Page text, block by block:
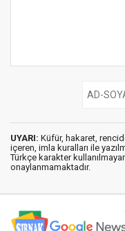
UYARI: Küfür, hakaret,
içeren, imla kuralları ile
Türkçe karakter
onaylanmamaktadır.